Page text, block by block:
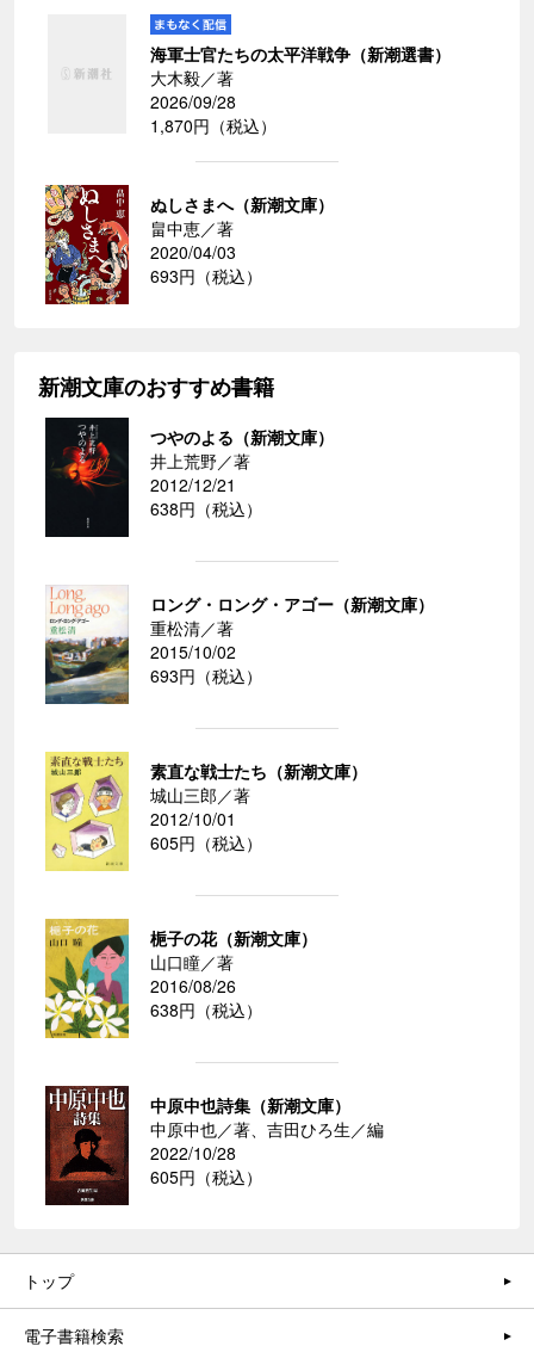
海軍士官たちの太平洋戦争（新潮選書）
大木毅／著
2026/09/28
1,870円（税込）
ぬしさまへ（新潮文庫）
畠中恵／著
2020/04/03
693円（税込）
新潮文庫のおすすめ書籍
つやのよる（新潮文庫）
井上荒野／著
2012/12/21
638円（税込）
ロング・ロング・アゴー（新潮文庫）
重松清／著
2015/10/02
693円（税込）
素直な戦士たち（新潮文庫）
城山三郎／著
2012/10/01
605円（税込）
梔子の花（新潮文庫）
山口瞳／著
2016/08/26
638円（税込）
中原中也詩集（新潮文庫）
中原中也／著、吉田ひろ生／編
2022/10/28
605円（税込）
トップ
電子書籍検索